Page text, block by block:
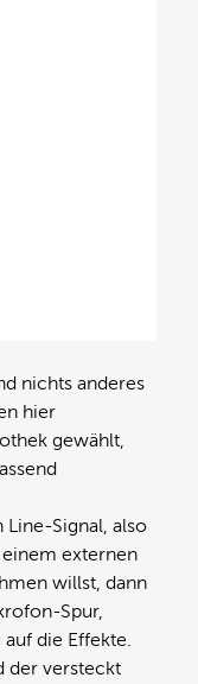
nichts anderes
hier
gewählt,
Line-Signal, also
externen
willst, dann
Spur,
die Effekte.
der versteckt